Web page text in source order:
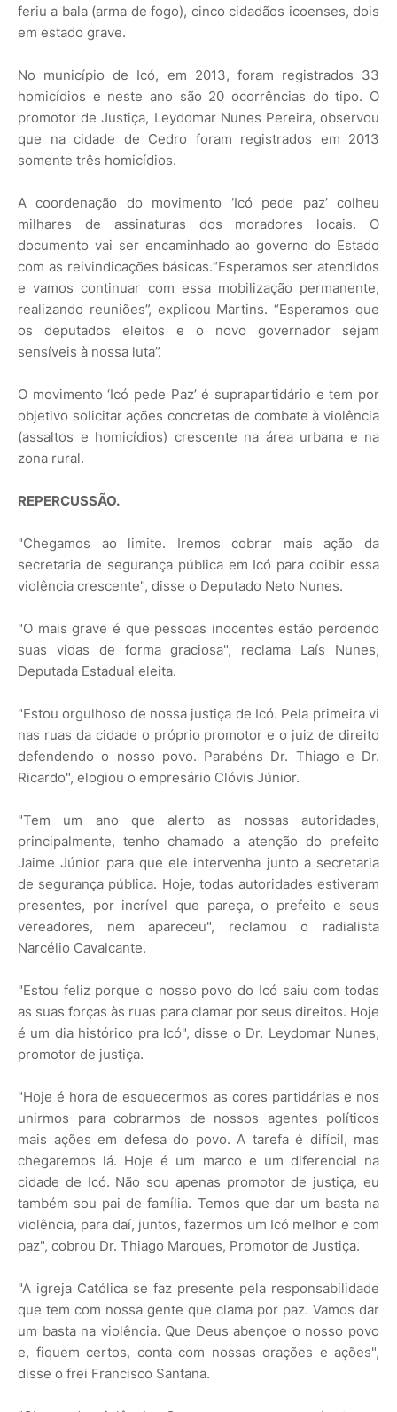
feriu a bala (arma de fogo), cinco cidadãos icoenses, dois
em estado grave.
No município de Icó, em 2013, foram registrados 33
homicídios e neste ano são 20 ocorrências do tipo. O
promotor de Justiça, Leydomar Nunes Pereira, observou
que na cidade de Cedro foram registrados em 2013
somente três homicídios.
A coordenação do movimento ‘Icó pede paz’ colheu
milhares de assinaturas dos moradores locais. O
documento vai ser encaminhado ao governo do Estado
com as reivindicações básicas.“Esperamos ser atendidos
e vamos continuar com essa mobilização permanente,
realizando reuniões”, explicou Martins. “Esperamos que
os deputados eleitos e o novo governador sejam
sensíveis à nossa luta”.
O movimento ‘Icó pede Paz’ é suprapartidário e tem por
objetivo solicitar ações concretas de combate à violência
(assaltos e homicídios) crescente na área urbana e na
zona rural.
REPERCUSSÃO.
"Chegamos ao limite. Iremos cobrar mais ação da
secretaria de segurança pública em Icó para coibir essa
violência crescente", disse o Deputado Neto Nunes.
"O mais grave é que pessoas inocentes estão perdendo
suas vidas de forma graciosa", reclama Laís Nunes,
Deputada Estadual eleita.
"Estou orgulhoso de nossa justiça de Icó. Pela primeira vi
nas ruas da cidade o próprio promotor e o juiz de direito
defendendo o nosso povo. Parabéns Dr. Thiago e Dr.
Ricardo", elogiou o empresário Clóvis Júnior.
"Tem um ano que alerto as nossas autoridades,
principalmente, tenho chamado a atenção do prefeito
Jaime Júnior para que ele intervenha junto a secretaria
de segurança pública. Hoje, todas autoridades estiveram
presentes, por incrível que pareça, o prefeito e seus
vereadores, nem apareceu", reclamou o radialista
Narcélio Cavalcante.
"Estou feliz porque o nosso povo do Icó saiu com todas
as suas forças às ruas para clamar por seus direitos. Hoje
é um dia histórico pra Icó", disse o Dr. Leydomar Nunes,
promotor de justiça.
"Hoje é hora de esquecermos as cores partidárias e nos
unirmos para cobrarmos de nossos agentes políticos
mais ações em defesa do povo. A tarefa é difícil, mas
chegaremos lá. Hoje é um marco e um diferencial na
cidade de Icó. Não sou apenas promotor de justiça, eu
também sou pai de família. Temos que dar um basta na
violência, para daí, juntos, fazermos um Icó melhor e com
paz", cobrou Dr. Thiago Marques, Promotor de Justiça.
"A igreja Católica se faz presente pela responsabilidade
que tem com nossa gente que clama por paz. Vamos dar
um basta na violência. Que Deus abençoe o nosso povo
e, fiquem certos, conta com nossas orações e ações",
disse o frei Francisco Santana.